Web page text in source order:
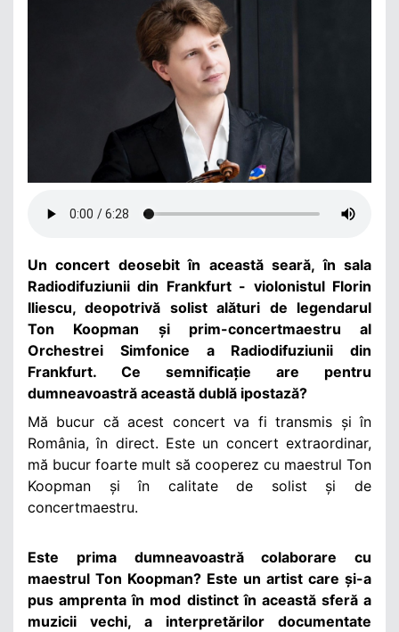
Un concert deosebit în această seară, în sala
Radiodifuziunii din Frankfurt - violonistul Florin
Iliescu, deopotrivă solist alături de legendarul
Ton Koopman și prim-concertmaestru al
Orchestrei Simfonice a Radiodifuziunii din
Frankfurt. Ce semnificație are pentru
dumneavoastră această dublă ipostază?
Mă bucur că acest concert va fi transmis și în
România, în direct. Este un concert extraordinar,
mă bucur foarte mult să cooperez cu maestrul Ton
Koopman și în calitate de solist și de
concertmaestru.
Este prima dumneavoastră colaborare cu
maestrul Ton Koopman? Este un artist care și-a
pus amprenta în mod distinct în această sferă a
muzicii vechi, a interpretărilor documentate